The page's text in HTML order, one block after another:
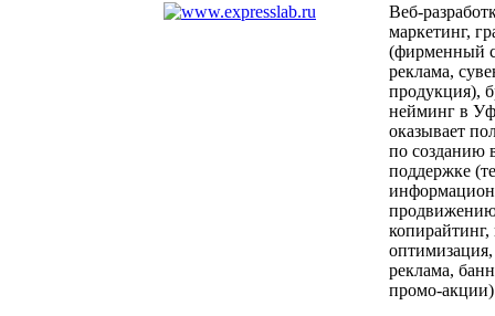
Веб-
маркетинг,
(фирменный
реклама,
продукция),
нейминг в
оказывает
по созданию
поддержке
копирайтинг,
оптимизация,
реклама,
промо-